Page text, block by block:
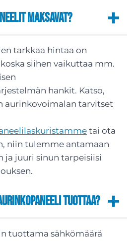
maksavat?
tarkkaa hintaa on
siihen vaikuttaa mm.
hankit. Katso,
aurinkovoimalan tarvitset
tai ota
niin tulemme antamaan
ja juuri sinun tarpeisiisi
tuottaa?
tuottama sähkömäärä